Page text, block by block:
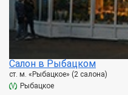
Салон в Рыбацком
ст. м. «Рыбацкое» (2 салона)
Рыбацкое